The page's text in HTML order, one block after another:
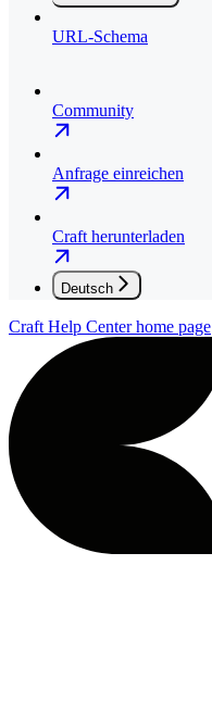
URL-Schema
Community
Anfrage einreichen
Craft herunterladen
Deutsch
Craft Help Centerhome page